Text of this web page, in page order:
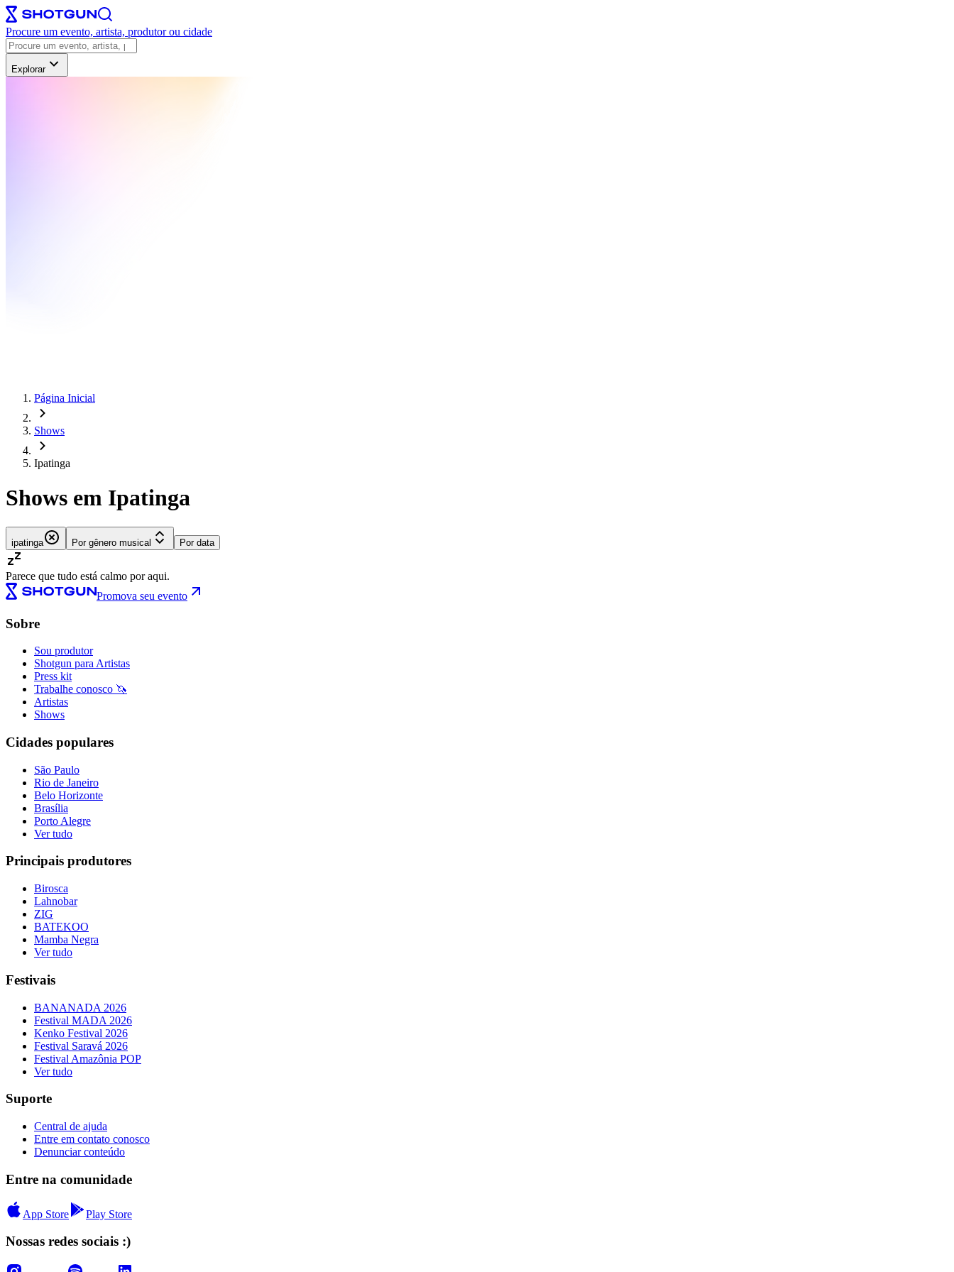
Procure um evento, artista, produtor ou cidade
Explorar
Página Inicial
Shows
Ipatinga
Shows em Ipatinga
ipatinga Por gênero musical Por data
Parece que tudo está calmo por aqui.
Promova seu evento
Sobre
Sou produtor
Shotgun para Artistas
Press kit
Trabalhe conosco 🦄
Artistas
Shows
Cidades populares
São Paulo
Rio de Janeiro
Belo Horizonte
Brasília
Porto Alegre
Ver tudo
Principais produtores
Birosca
Lahnobar
ZIG
BATEKOO
Mamba Negra
Ver tudo
Festivais
BANANADA 2026
Festival MADA 2026
Kenko Festival 2026
Festival Saravá 2026
Festival Amazônia POP
Ver tudo
Suporte
Central de ajuda
Entre em contato conosco
Denunciar conteúdo
Entre na comunidade
App Store Play Store
Nossas redes sociais :)